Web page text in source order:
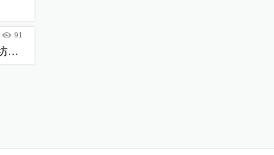
91
【轉知】文化部文化資產局舉辦115年度古物個案實務分享工作坊「『織瞭，知了』織品文物修護分享工作坊」，歡迎踴躍參加。